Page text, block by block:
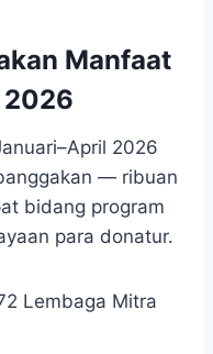
Manfaat
2026
2026
— ribuan
bidang program
para donatur.
Lembaga Mitra